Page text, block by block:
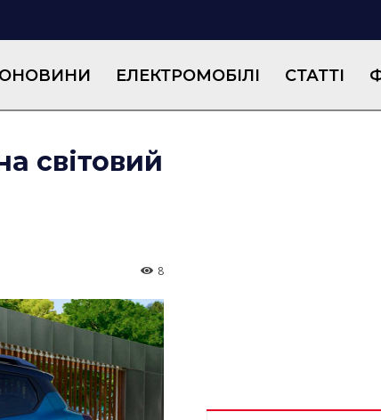
ЕЛЕКТРОМОБІЛІ СТАТТІ
світовий
8